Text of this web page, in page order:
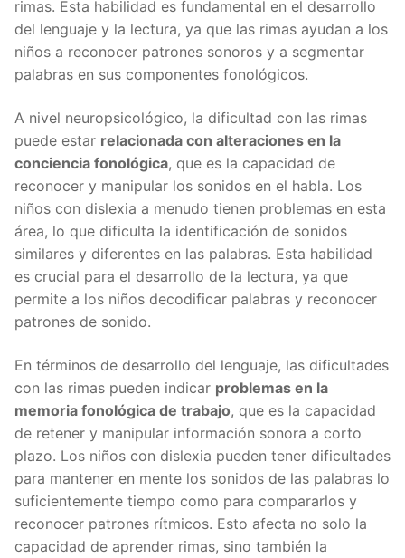
rimas. Esta habilidad es fundamental en el desarrollo
del lenguaje y la lectura, ya que las rimas ayudan a los
niños a reconocer patrones sonoros y a segmentar
palabras en sus componentes fonológicos.
A nivel neuropsicológico, la dificultad con las rimas
puede estar relacionada con alteraciones en la
conciencia fonológica, que es la capacidad de
reconocer y manipular los sonidos en el habla. Los
niños con dislexia a menudo tienen problemas en esta
área, lo que dificulta la identificación de sonidos
similares y diferentes en las palabras. Esta habilidad
es crucial para el desarrollo de la lectura, ya que
permite a los niños decodificar palabras y reconocer
patrones de sonido.
En términos de desarrollo del lenguaje, las dificultades
con las rimas pueden indicar problemas en la
memoria fonológica de trabajo, que es la capacidad
de retener y manipular información sonora a corto
plazo. Los niños con dislexia pueden tener dificultades
para mantener en mente los sonidos de las palabras lo
suficientemente tiempo como para compararlos y
reconocer patrones rítmicos. Esto afecta no solo la
capacidad de aprender rimas, sino también la